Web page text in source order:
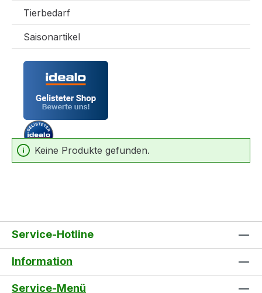
Tierbedarf
Saisonartikel
Keine Produkte gefunden.
Service-Hotline
Information
Service-Menü